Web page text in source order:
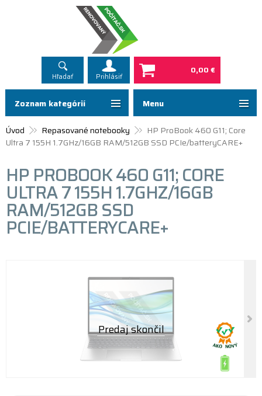
Hľadať Prihlásiť
0,00 €
Menu
Úvod Repasované notebooky
HP ProBook 460 G11; Core
Ultra 7 155H 1.7GHz/16GB RAM/512GB SSD PCIe/batteryCARE+
HP PROBOOK 460 G11; CORE
ULTRA 7 155H 1.7GHZ/16GB
RAM/512GB SSD
PCIE/BATTERYCARE+
Zoznam kategórií